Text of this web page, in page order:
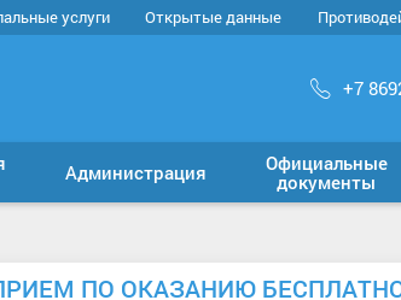
услуги Открытые данные
+7
Администрация
Официальные
документы
ПО ОКАЗАНИЮ